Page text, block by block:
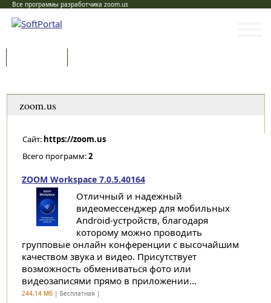
Все программы разработчика zoom.us
zoom.us
Сайт: https://zoom.us
Всего программ:2
ZOOM Workspace 7.0.5.40164
Отличный и надежный
видеомессенджер для мобильных
Android-устройств, благодаря
которому можно проводить
групповые онлайн конференции с высочайшим
качеством звука и видео. Присутствует
возможность обмениваться фото или
видеозаписями прямо в приложении...
244,14 Мб| Бесплатная |